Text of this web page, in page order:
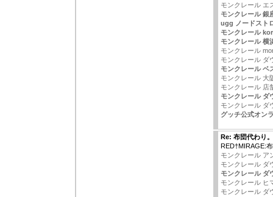
モンクレール エ
モンクレール 銀
ugg ノードスト
モンクレール
モンクレール 横
モンクレール
モンクレール ダ
モンクレール ベ
モンクレール 大
モンクレール 店
モンクレール ダ
モンクレール ダ
グッチ公式オン
Re: 布団代わり。
RED†MIRAGE:
モンクレール ア
モンクレール ダ
モンクレール ダ
モンクレール ヒ
モンクレール ダ